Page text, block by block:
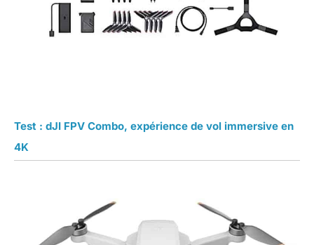
Test : dJI FPV Combo, expérience de vol immersive en
4K